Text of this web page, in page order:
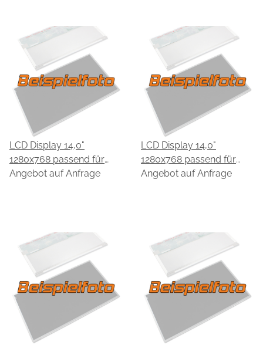
LCD Display 14,0"
1280x768 passend für
CPT CLAA140WA01A
Angebot auf Anfrage
LCD Display 14,0"
1280x768 passend für
CPT CLAA140WB02A
Angebot auf Anfrage